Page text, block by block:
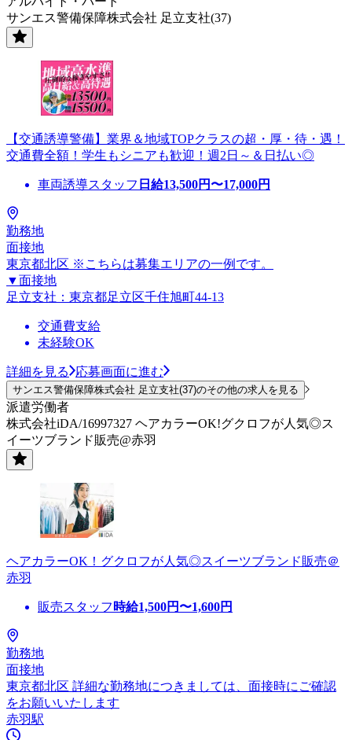
サンエス警備保障株式会社 足立支社(37)
【交通誘導警備】業界＆地域TOPクラスの超・厚・待・遇！
交通費全額！学生もシニアも歓迎！週2日～＆日払い◎
車両誘導スタッフ 日給13,500円〜17,000円
勤務地
面接地
東京都北区 ※こちらは募集エリアの一例です。
▼面接地
足立支社：東京都足立区千住旭町44-13
交通費支給
未経験OK
詳細を見る 応募画面に進む
サンエス警備保障株式会社 足立支社(37)のその他の求人を見る
派遣労働者
株式会社iDA/16997327 ヘアカラーOK!グクロフが人気◎ス
イーツブランド販売@赤羽
ヘアカラーOK！グクロフが人気◎スイーツブランド販売＠
赤羽
販売スタッフ 時給1,500円〜1,600円
勤務地
面接地
東京都北区 詳細な勤務地につきましては、面接時にご確認
をお願いいたします
赤羽駅